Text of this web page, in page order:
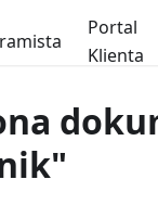
Portal
Klienta